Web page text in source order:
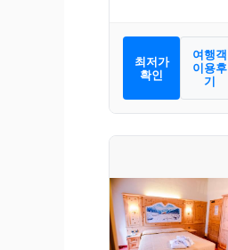
최저가
확인
여행객
이용후
기